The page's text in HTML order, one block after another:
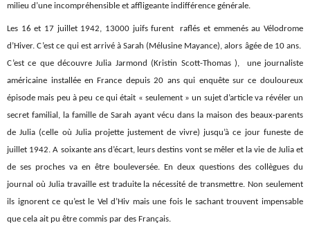
milieu d’une incompréhensible et affligeante indifférence générale.
Les 16 et 17 juillet 1942, 13000 juifs furent raflés et emmenés au Vélodrome
d’Hiver. C’est ce qui est arrivé à Sarah (Mélusine Mayance), alors âgée de 10 ans.
C’est ce que découvre Julia Jarmond (Kristin Scott-Thomas ), une journaliste
américaine installée en France depuis 20 ans qui enquête sur ce douloureux
épisode mais peu à peu ce qui était « seulement » un sujet d’article va révéler un
secret familial, la famille de Sarah ayant vécu dans la maison des beaux-parents
de Julia (celle où Julia projette justement de vivre) jusqu’à ce jour funeste de
juillet 1942. A soixante ans d’écart, leurs destins vont se mêler et la vie de Julia et
de ses proches va en être bouleversée. En deux questions des collègues du
journal où Julia travaille est traduite la nécessité de transmettre. Non seulement
ils ignorent ce qu’est le Vel d’Hiv mais une fois le sachant trouvent impensable
que cela ait pu être commis par des Français.